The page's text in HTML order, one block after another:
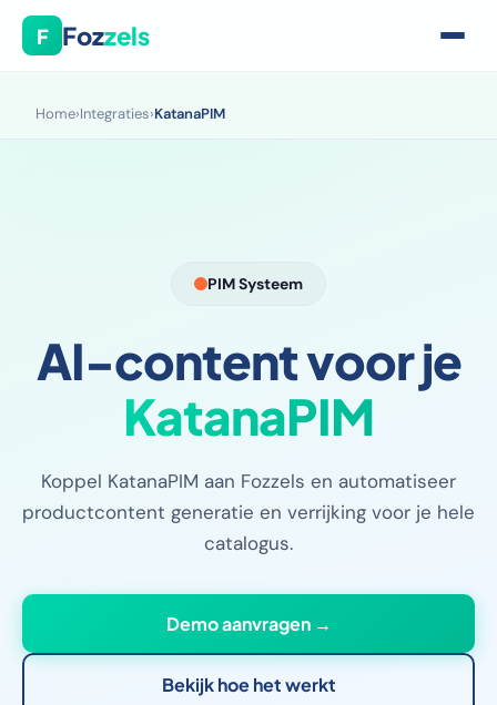
F Fozzels
Home›Integraties›KatanaPIM
PIM Systeem
AI-content voor je
KatanaPIM
Koppel KatanaPIM aan Fozzels en automatiseer
productcontent generatie en verrijking voor je hele
catalogus.
Demo aanvragen →
Bekijk hoe het werkt